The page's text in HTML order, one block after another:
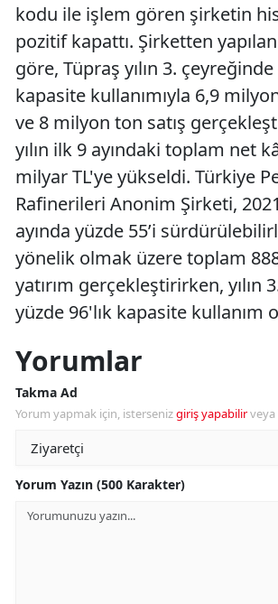
kodu ile işlem gören şirketin
pozitif kapattı. Şirketten
göre, Tüpraş yılın 3. çeyreğinde
kapasite kullanımıyla 6,9
ve 8 milyon ton satış
yılın ilk 9 ayındaki toplam net
milyar TL'ye yükseldi. Türkiye
Rafinerileri Anonim Şirketi, 2021
ayında yüzde 55’i
yönelik olmak üzere toplam
yatırım gerçekleştirirken, yılın
yüzde 96'lık kapasite kullanım
Yorumlar
Takma Ad
Yorum yapmak için, istersenizgiriş yapabilirveya
Yorum Yazın (500 Karakter)